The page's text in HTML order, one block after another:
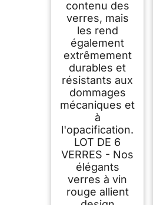
contenu des
verres, mais
les rend
également
extrêmement
durables et
résistants aux
dommages
mécaniques et
à
l'opacification.
LOT DE 6
VERRES - Nos
élégants
verres à vin
rouge allient